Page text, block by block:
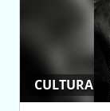
CULTURA